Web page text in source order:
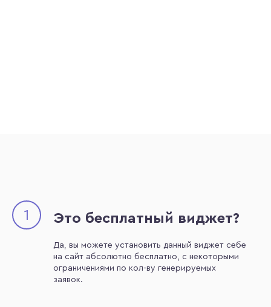
1 Это бесплатный виджет?
Да, вы можете установить данный виджет себе
на сайт абсолютно бесплатно, с некоторыми
ограничениями по кол-ву генерируемых
заявок.